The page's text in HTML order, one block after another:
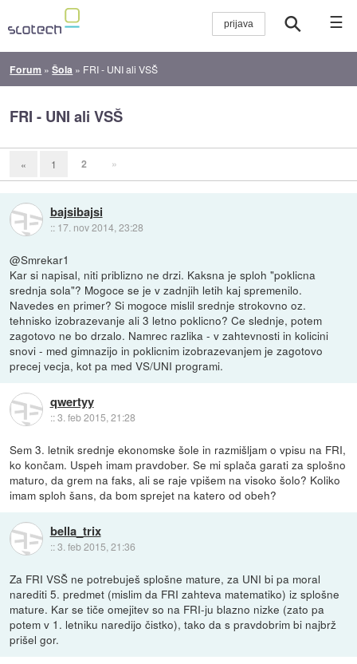
☰
Forum »Šola » FRI - UNI ali VSŠ
FRI - UNI ali VSŠ
« 1 2 »
bajsibajsi
:: 17. nov 2014, 23:28
@Smrekar1
Kar si napisal, niti priblizno ne drzi. Kaksna je sploh "poklicna
srednja sola"? Mogoce se je v zadnjih letih kaj spremenilo.
Navedes en primer? Si mogoce mislil srednje strokovno oz.
tehnisko izobrazevanje ali 3 letno poklicno? Ce slednje, potem
zagotovo ne bo drzalo. Namrec razlika - v zahtevnosti in kolicini
snovi - med gimnazijo in poklicnim izobrazevanjem je zagotovo
precej vecja, kot pa med VS/UNI programi.
qwertyy
::3. feb 2015, 21:28
Sem 3. letnik srednje ekonomske šole in razmišljam o vpisu na FRI,
ko končam. Uspeh imam pravdober. Se mi splača garati za splošno
maturo, da grem na faks, ali se raje vpišem na visoko šolo? Koliko
imam sploh šans, da bom sprejet na katero od obeh?
bella_trix
::3. feb 2015, 21:36
Za FRI VSŠ ne potrebuješ splošne mature, za UNI bi pa moral
narediti 5. predmet (mislim da FRI zahteva matematiko) iz splošne
mature. Kar se tiče omejitev so na FRI-ju blazno nizke (zato pa
potem v 1. letniku naredijo čistko), tako da s pravdobrim bi najbrž
prišel gor.